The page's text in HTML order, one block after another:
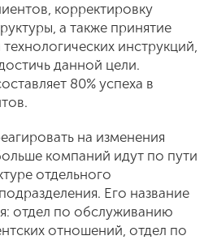
корректировку
а также принятие
инструкций,
данной цели.
80% успеха в
на изменения
компаний идут по пути
отдельного
Его название
отдел по обслуживанию
отношений, отдел по